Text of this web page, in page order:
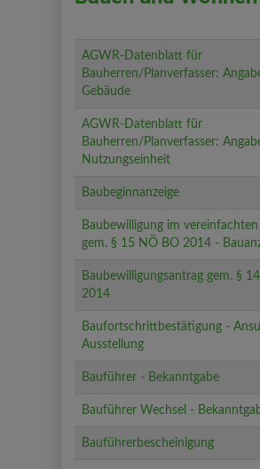
AGWR-Datenblatt für
Bauherren/Planverfasser:
Gebäude
AGWR-Datenblatt für
Bauherren/Planverfasser:
Nutzungseinheit
Baubeginnanzeige
Baubewilligung im vereinfachten
gem. § 15 NÖ BO 2014 -
Baubewilligungsantrag gem. §
2014
Baufortschrittbestätigung -
Ausstellung
Bauführer - Bekanntgabe
Bauführer Wechsel -
Bauführerbescheinigung